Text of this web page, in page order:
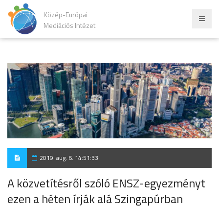
Közép-Európai
Mediációs Intézet
2019. aug. 6. 14:51:33
A közvetítésről szóló ENSZ-egyezményt
ezen a héten írják alá Szingapúrban